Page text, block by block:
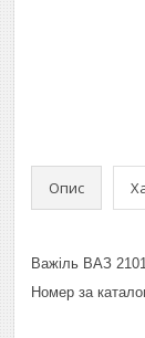
Опис
Важіль ВАЗ
Номер за